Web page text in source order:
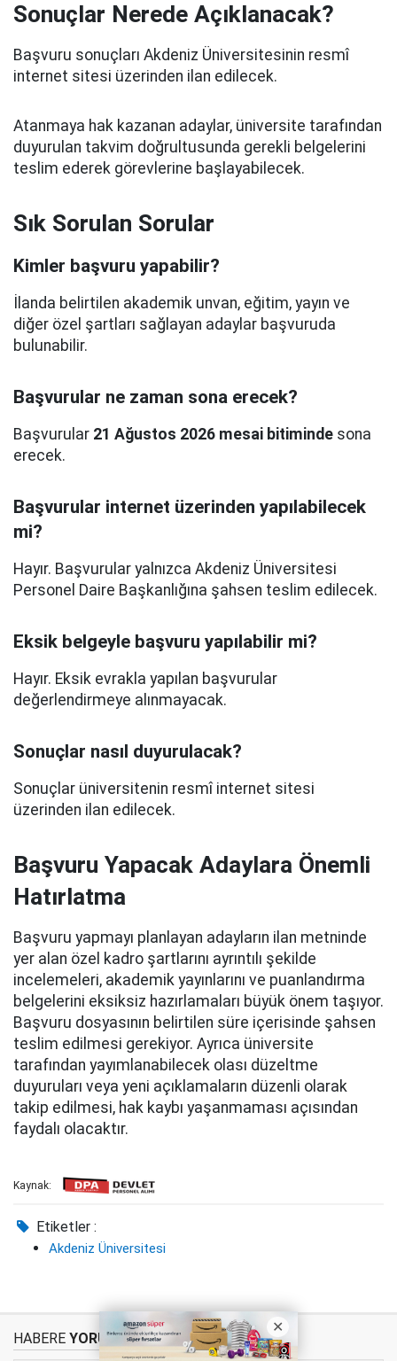
Sonuçlar Nerede Açıklanacak?
Başvuru sonuçları Akdeniz Üniversitesinin resmî
internet sitesi üzerinden ilan edilecek.
Atanmaya hak kazanan adaylar, üniversite tarafından
duyurulan takvim doğrultusunda gerekli belgelerini
teslim ederek görevlerine başlayabilecek.
Sık Sorulan Sorular
Kimler başvuru yapabilir?
İlanda belirtilen akademik unvan, eğitim, yayın ve
diğer özel şartları sağlayan adaylar başvuruda
bulunabilir.
Başvurular ne zaman sona erecek?
Başvurular 21 Ağustos 2026 mesai bitiminde sona
erecek.
Başvurular internet üzerinden yapılabilecek
mi?
Hayır. Başvurular yalnızca Akdeniz Üniversitesi
Personel Daire Başkanlığına şahsen teslim edilecek.
Eksik belgeyle başvuru yapılabilir mi?
Hayır. Eksik evrakla yapılan başvurular
değerlendirmeye alınmayacak.
Sonuçlar nasıl duyurulacak?
Sonuçlar üniversitenin resmî internet sitesi
üzerinden ilan edilecek.
Başvuru Yapacak Adaylara Önemli
Hatırlatma
Başvuru yapmayı planlayan adayların ilan metninde
yer alan özel kadro şartlarını ayrıntılı şekilde
incelemeleri, akademik yayınlarını ve puanlandırma
belgelerini eksiksiz hazırlamaları büyük önem taşıyor.
Başvuru dosyasının belirtilen süre içerisinde şahsen
teslim edilmesi gerekiyor. Ayrıca üniversite
tarafından yayımlanabilecek olası düzeltme
duyuruları veya yeni açıklamaların düzenli olarak
takip edilmesi, hak kaybı yaşanmaması açısından
faydalı olacaktır.
Kaynak:
Etiketler :
Akdeniz Üniversitesi
HABERE YORUM KAT